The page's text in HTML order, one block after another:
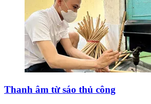
Thanh âm từ sáo thủ công